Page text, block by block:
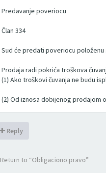
Predavanje poveriocu
Član 334
Sud će predati poveriocu
Prodaja radi pokrića troškova
(1) Ako troškovi čuvanja ne budu
(2) Od iznosa dobijenog prodajom
Reply
Return to “Obligaciono pravo”